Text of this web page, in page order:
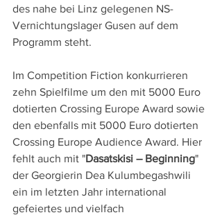
des nahe bei Linz gelegenen NS-
Vernichtungslager Gusen auf dem
Programm steht.
Im Competition Fiction konkurrieren
zehn Spielfilme um den mit 5000 Euro
dotierten Crossing Europe Award sowie
den ebenfalls mit 5000 Euro dotierten
Crossing Europe Audience Award. Hier
fehlt auch mit "Dasatskisi – Beginning"
der Georgierin Dea Kulumbegashwili
ein im letzten Jahr international
gefeiertes und vielfach